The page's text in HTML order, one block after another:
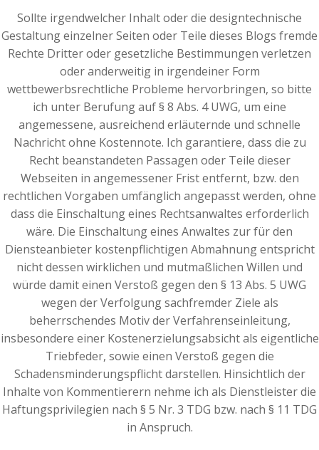
Sollte irgendwelcher Inhalt oder die designtechnische
Gestaltung einzelner Seiten oder Teile dieses Blogs fremde
Rechte Dritter oder gesetzliche Bestimmungen verletzen
oder anderweitig in irgendeiner Form
wettbewerbsrechtliche Probleme hervorbringen, so bitte
ich unter Berufung auf § 8 Abs. 4 UWG, um eine
angemessene, ausreichend erläuternde und schnelle
Nachricht ohne Kostennote. Ich garantiere, dass die zu
Recht beanstandeten Passagen oder Teile dieser
Webseiten in angemessener Frist entfernt, bzw. den
rechtlichen Vorgaben umfänglich angepasst werden, ohne
dass die Einschaltung eines Rechtsanwaltes erforderlich
wäre. Die Einschaltung eines Anwaltes zur für den
Diensteanbieter kostenpflichtigen Abmahnung entspricht
nicht dessen wirklichen und mutmaßlichen Willen und
würde damit einen Verstoß gegen den § 13 Abs. 5 UWG
wegen der Verfolgung sachfremder Ziele als
beherrschendes Motiv der Verfahrenseinleitung,
insbesondere einer Kostenerzielungsabsicht als eigentliche
Triebfeder, sowie einen Verstoß gegen die
Schadensminderungspflicht darstellen. Hinsichtlich der
Inhalte von Kommentierern nehme ich als Dienstleister die
Haftungsprivilegien nach § 5 Nr. 3 TDG bzw. nach § 11 TDG
in Anspruch.